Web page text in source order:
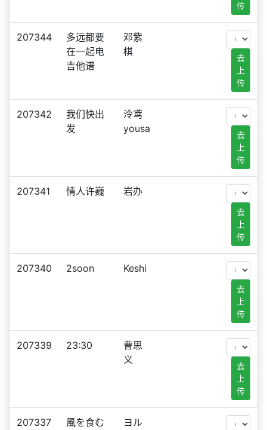
传
207344
多远都要
在一起电
吉他谱
邓紫
棋
去
上
传
207342
我们快出
发
泠鸢
yousa
去
上
传
207341 情人许巍 岩办
去
上
传
207340 2soon Keshi
去
上
传
207339 23:30
曹思
义
去
上
传
207337 風を食む
ヨル